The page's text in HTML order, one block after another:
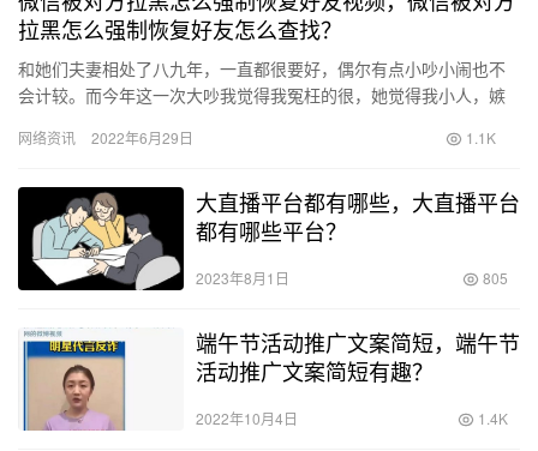
拉黑怎么强制恢复好友怎么查找？
和她们夫妻相处了八九年，一直都很要好，偶尔有点小吵小闹也不
会计较。而今年这一次大吵我觉得我冤枉的很，她觉得我小人，嫉
的同…
网络资讯 2022年6月29日 1.1K
大直播平台都有哪些，大直播平台
都有哪些平台？
2023年8月1日 805
端午节活动推广文案简短，端午节
活动推广文案简短有趣？
2022年10月4日 1.4K